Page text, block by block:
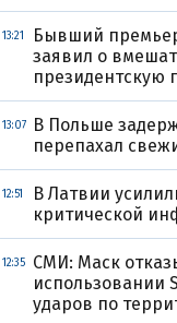
13:21
Бывший
заявил о
президентскую
13:07
В Польше
перепахал
12:51
В Латвии
критической
12:35
СМИ: Маск
использовании
ударов по